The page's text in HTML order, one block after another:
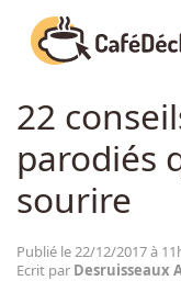
CAFÉDÉCLIC ARTICLES
22
parodiés
sourire
Publié le 22/12/2017 à
Ecrit par Desruisseaux